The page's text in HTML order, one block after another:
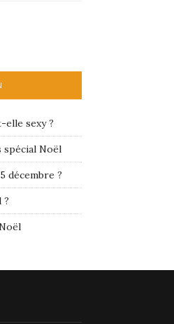
sexy ?
spécial Noël
décembre ?
?